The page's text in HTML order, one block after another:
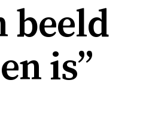
beeld
is”